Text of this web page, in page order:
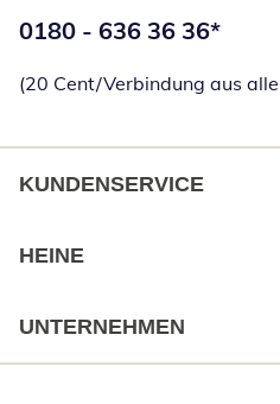
Telefonnummer:
0180 - 636 36 36*
(20 Cent/Verbindung aus
KUNDENSERVICE
HEINE
UNTERNEHMEN